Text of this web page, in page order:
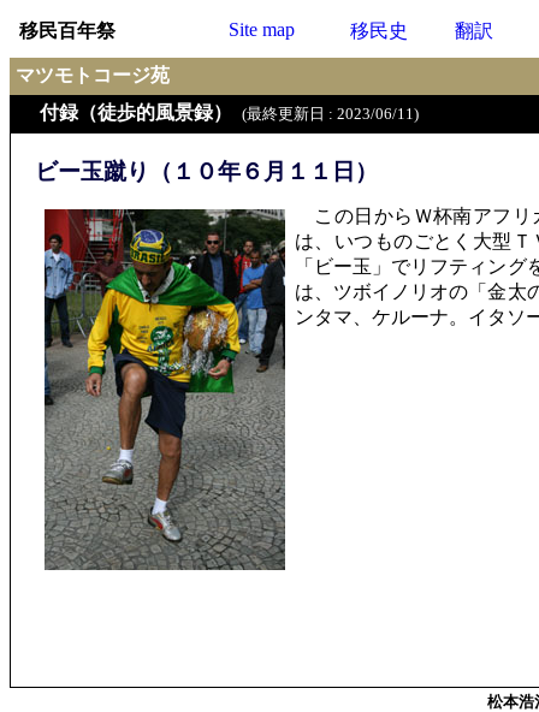
移民百年祭 Site map 移民史 翻訳
マツモトコージ苑
付録（徒歩的風景録）
(最終更新日 : 2023/06/11)
ビー玉蹴り（１０年６月１１日）
この日からＷ杯南アフリ
は、いつものごとく大型
「ビー玉」でリフティン
は、ツボイノリオの「金太
ンタマ、ケルーナ。イタソ
松本